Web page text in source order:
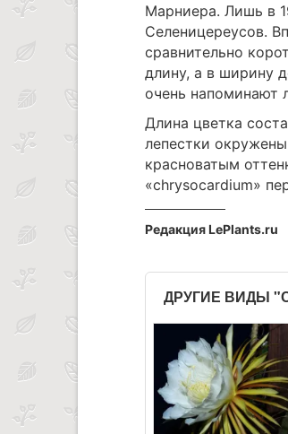
Марниера. Лишь в
Селеницереусов.
сравнительно
длину, а в ширину
очень напоминают
Длина цветка
лепестки
красноватым
«chrysocardium»
Редакция LePlants.ru
ДРУГИЕ ВИДЫ